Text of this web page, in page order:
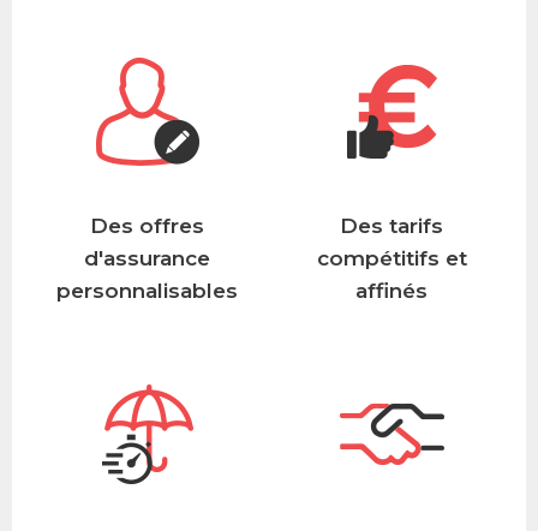
Des offres
d'assurance
personnalisables
Des tarifs
compétitifs et
affinés